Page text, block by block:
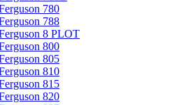
780
788
8 PLOT
800
805
810
815
820